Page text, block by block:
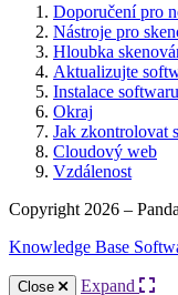
Doporučení pro
Nástroje pro
Hloubka
Aktualizujte
Instalace softwaru
Okraj
Jak zkontrolovat
Cloudový web
Vzdálenost
Copyright 2026 –
Knowledge Base
Close Expand